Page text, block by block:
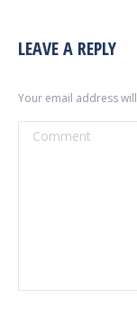
LEAVE A REPLY
Your email address
Comment